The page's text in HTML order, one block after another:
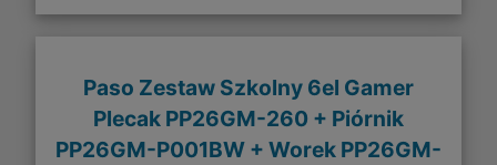
Paso Zestaw Szkolny 6el Gamer
Plecak PP26GM-260 + Piórnik
PP26GM-P001BW + Worek PP26GM-